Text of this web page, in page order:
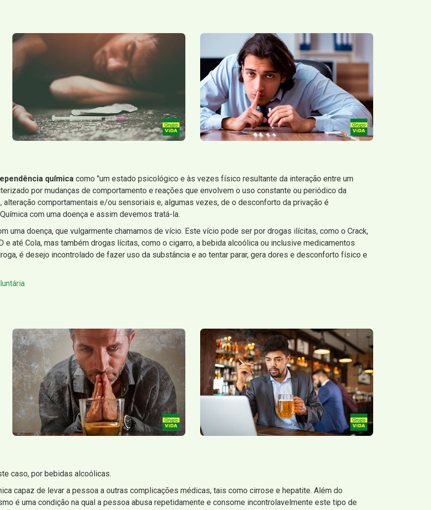
química como "um estado psicológico e às vezes físico resultante da interação entre um
por mudanças de comportamento e reações que envolvem o uso constante ou periódico da
comportamentais e/ou sensoriais e, algumas vezes, de o desconforto da privação é
com uma doença e assim devemos tratá-la.
uma doença, que vulgarmente chamamos de vício. Este vício pode ser por drogas ilícitas, como o Crack,
e até Cola, mas também drogas lícitas, como o cigarro, a bebida alcoólica ou inclusive medicamentos
é desejo incontrolado de fazer uso da substância e ao tentar parar, gera dores e desconforto físico e
caso, por bebidas alcoólicas.
capaz de levar a pessoa a outras complicações médicas, tais como cirrose e hepatite. Além do
é uma condição na qual a pessoa abusa repetidamente e consome incontrolavelmente este tipo de